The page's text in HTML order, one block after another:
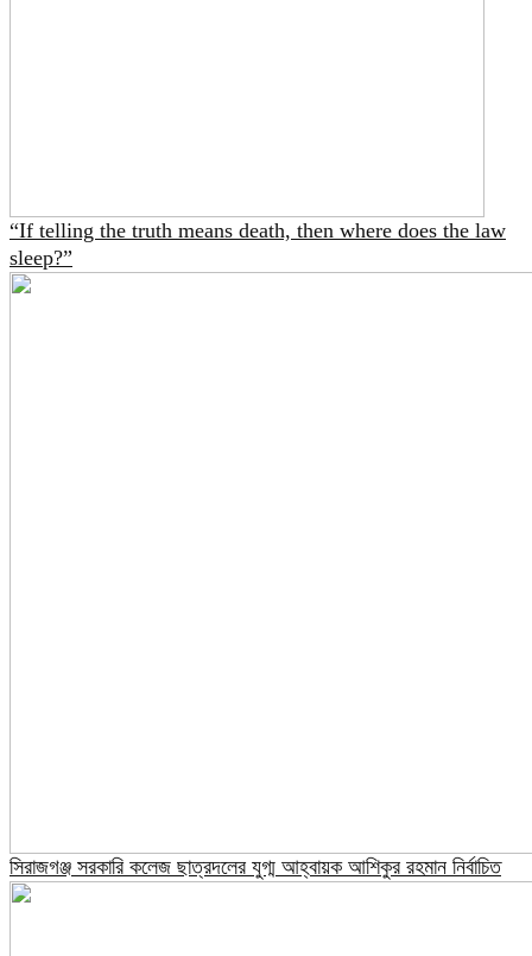
“If telling the truth means death, then where does the law
sleep?”
সিরাজগঞ্জ সরকারি কলেজ ছাত্রদলের যুগ্ম আহ্বায়ক আশিকুর রহমান নির্বাচিত